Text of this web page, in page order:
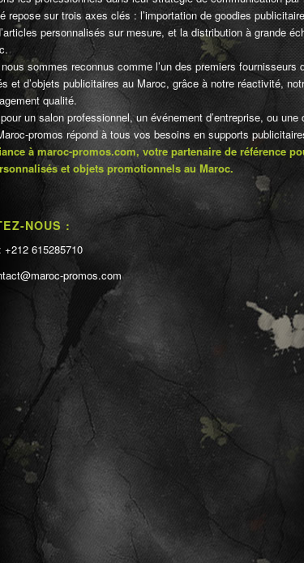
repose sur trois axes clés : l’importation de goodies
personnalisés sur mesure, et la distribution à grande
nous sommes reconnus comme l’un des premiers fournisseurs
et d’objets publicitaires au Maroc, grâce à notre réactivité,
qualité.
un salon professionnel, un événement d’entreprise, ou une
promos répond à tous vos besoins en supports
à maroc-promos.com, votre partenaire de référence
et objets promotionnels au Maroc.
NOUS :
: +212 615285710
promos.com